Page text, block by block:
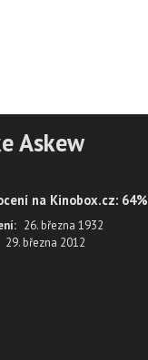
Askew
na Kinobox.cz: 64%
26. března 1932
29. března 2012